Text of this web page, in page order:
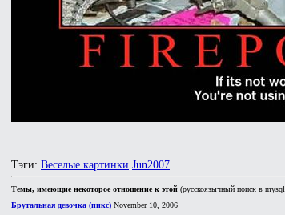
Тэги: Веселые картинки Jun2007
Темы, имеющие некоторое отношение к этой (русскоязычный поиск в
Брутальная девочка (пикс) November 10, 2006